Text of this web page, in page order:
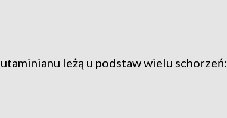
leżą u podstaw wielu schorzeń: